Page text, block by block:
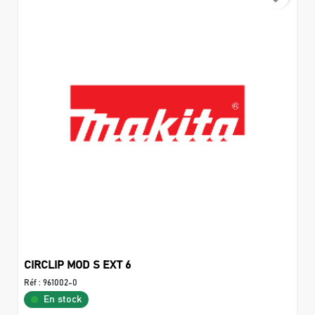
CIRCLIP MOD S EXT 6
Réf : 961002-0
En stock